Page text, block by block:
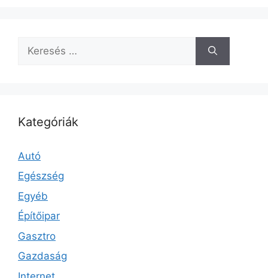
Keresés:
Kategóriák
Autó
Egészség
Egyéb
Építőipar
Gasztro
Gazdaság